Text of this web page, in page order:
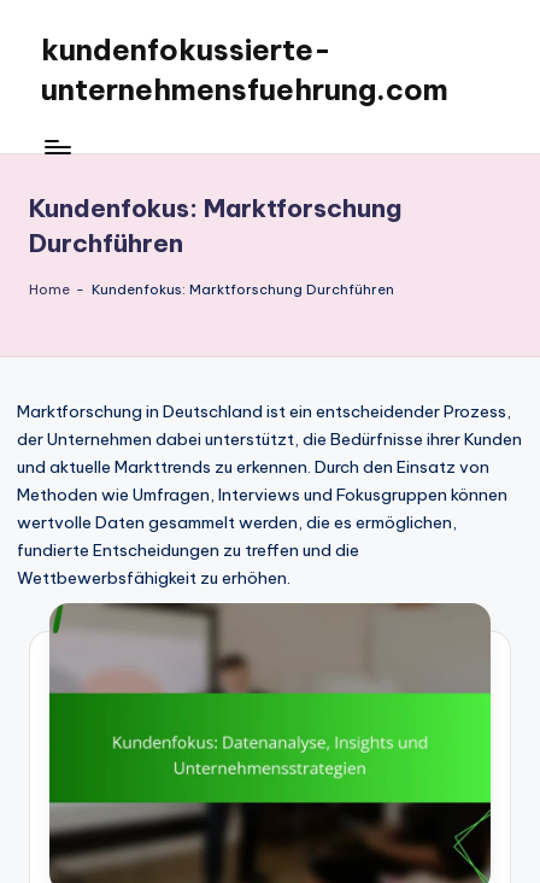
content
kundenfokussierte-
unternehmensfuehrung.com
Kundenfokus: Marktforschung
Durchführen
Home - Kundenfokus: Marktforschung Durchführen
Marktforschung in Deutschland ist ein entscheidender Prozess,
der Unternehmen dabei unterstützt, die Bedürfnisse ihrer Kunden
und aktuelle Markttrends zu erkennen. Durch den Einsatz von
Methoden wie Umfragen, Interviews und Fokusgruppen können
wertvolle Daten gesammelt werden, die es ermöglichen,
fundierte Entscheidungen zu treffen und die
Wettbewerbsfähigkeit zu erhöhen.